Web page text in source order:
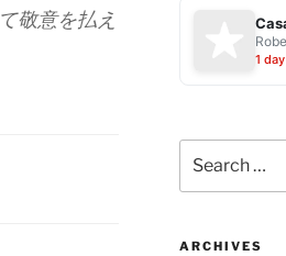
敬意を払え
1
for:
ARCHIVES